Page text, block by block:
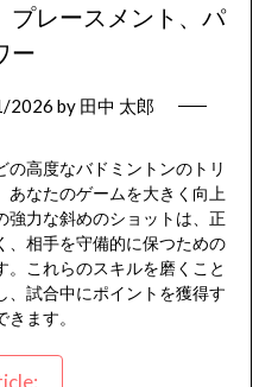
プレースメント、パ
ー
2026 by 田中 太郎
の高度なバドミントンのトリ
あなたのゲームを大きく向上
強力な斜めのショットは、正
、相手を守備的に保つための
これらのスキルを磨くこと
、試合中にポイントを獲得す
ます。